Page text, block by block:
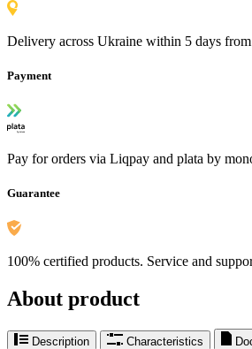
Delivery across Ukraine within 5 days from
Payment
Pay for orders via Liqpay and plata by
Guarantee
100% certified products. Service and
About product
Description Characteristics